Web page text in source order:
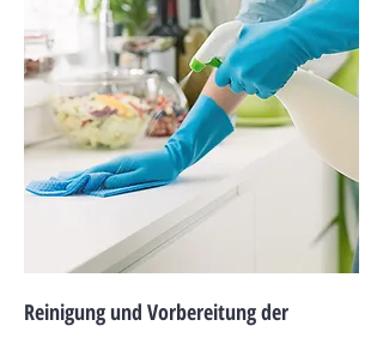
Reinigung und Vorbereitung der